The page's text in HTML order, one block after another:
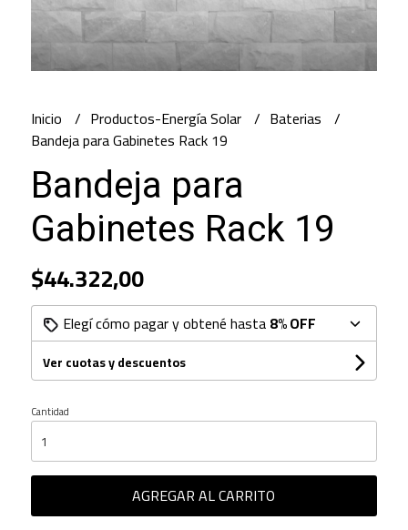
Inicio Productos-Energía Solar
Baterias
Bandeja para Gabinetes Rack 19
Bandeja para
Gabinetes Rack 19
$44.322,00
Elegí cómo pagar y obtené hasta8% OFF
Ver cuotas y descuentos
Cantidad
AGREGAR AL CARRITO